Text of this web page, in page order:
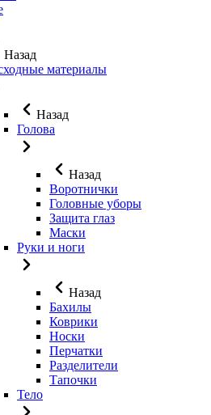
Назад
материалы
Назад
Голова
Назад
Воротнички
Головные уборы
Защита глаз
Маски
Руки и ноги
Назад
Бахилы
Коврики
Носки
Перчатки
Разделители
Тапочки
Тело